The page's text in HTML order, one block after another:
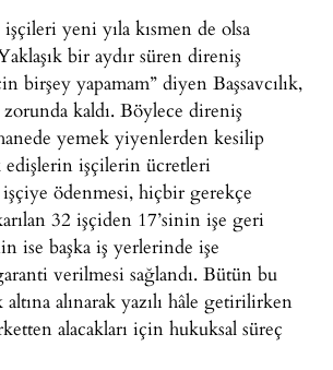
yeni yıla kısmen de olsa
bir aydır süren direniş
birşey yapamam” diyen Başsavcılık,
kaldı. Böylece direniş
yemek yiyenlerden kesilip
işçilerin ücretleri
işçiye ödenmesi, hiçbir gerekçe
32 işçiden 17’sinin işe geri
ise başka iş yerlerinde işe
verilmesi sağlandı. Bütün bu
alınarak yazılı hâle getirilirken
alacakları için hukuksal süreç